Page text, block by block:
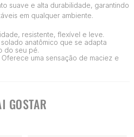
suave e alta durabilidade, garantindo
em qualquer ambiente.
resistente, flexível e leve.
anatômico que se adapta
do seu pé.
uma sensação de maciez e
GOSTAR